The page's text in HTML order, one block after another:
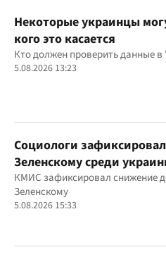
Некоторые украинцы
кого это касается
Кто должен проверить данные в
5.08.2026 13:23
Социологи
Зеленскому среди
КМИС зафиксировал снижение
Зеленскому
5.08.2026 15:33